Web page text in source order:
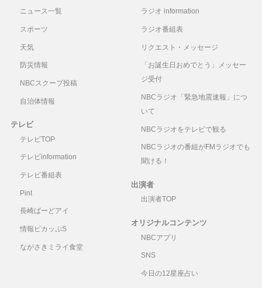
ニュース一覧
スポーツ
天気
防災情報
NBCスクープ投稿
自治体情報
テレビ
テレビTOP
テレビinformation
テレビ番組表
Pint
長崎ばーどアイ
情報ピカッぷS
ながさきミライ食堂
ラジオ information
ラジオ番組表
リクエスト・メッセージ
「お誕生日おめでとう」メッセー
ジ受付
NBCラジオ「緊急地震速報」につ
いて
NBCラジオをテレビで観る
NBCラジオの番組がFMラジオでも
聞ける！
出演者
出演者TOP
オリジナルコンテンツ
NBCアプリ
SNS
今日の12星座占い